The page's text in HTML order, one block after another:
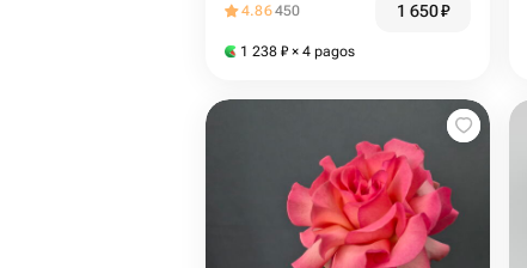
4.86450 1 650₽
1 238 ₽ × 4 pagos